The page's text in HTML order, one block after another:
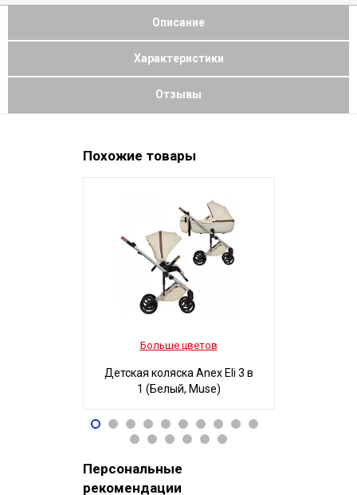
Описание
Характеристики
Отзывы
Похожие товары
Больше цветов
Детская коляска Anex Eli 3 в
1 (Белый, Muse)
96 490Р
Персональные
рекомендации